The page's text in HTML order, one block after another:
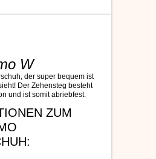
W
der super bequem ist
Der Zehensteg besteht
und ist somit abriebfest.
ZUM